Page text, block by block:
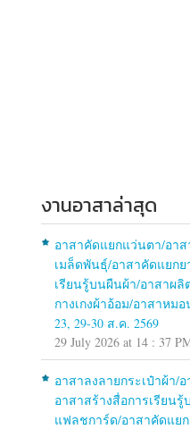
งานอาสาล่าสุด
อาสาคัดแยกแว่นตา/อา
เมล็ดพันธุ์/อาสาคัดแยกย
เรียนรู้บนผืนผ้า/อาสาผ
กางเกงผ้าอ้อม/อาสาหม
23, 29-30 ส.ค. 2569
29 July 2026 at 14 : 37
อาสาลงลายกระเป๋าผ้า/
อาสาสร้างสื่อการเรียน
แฟลชการ์ด/อาสาคัดแย